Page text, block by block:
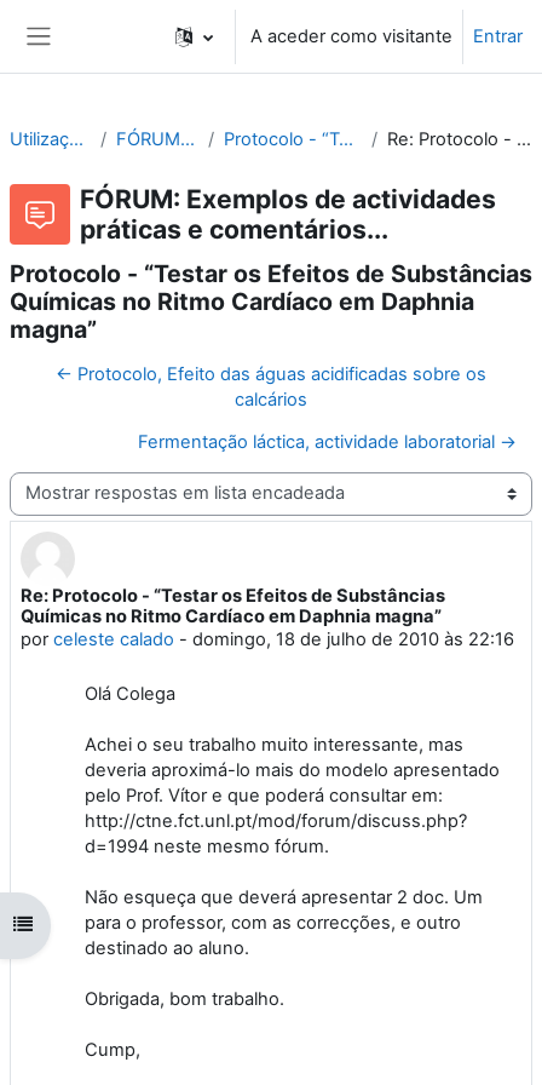
A aceder como visitante Entrar
Abrir índice da disciplina
Utilização e Organização de Laboratórios Escolares FÓRUM: Exemplos de actividades práticas e comentários... Protocolo - “Testar os Efeitos de Substâncias Químicas no Ritmo Cardíaco em Daphnia magna” Re: Protocolo - “Testar os Efeitos de Substâncias Químicas no Ritmo Cardíaco em Daphnia magna”
FÓRUM: Exemplos de actividades
práticas e comentários...
Protocolo - “Testar os Efeitos de Substâncias
Químicas no Ritmo Cardíaco em Daphnia
magna”
← Protocolo, Efeito das águas acidificadas sobre os
calcários
Fermentação láctica, actividade laboratorial →
Modo de visualização
Re: Protocolo - “Testar os Efeitos de Substâncias
Químicas no Ritmo Cardíaco em Daphnia magna”
porceleste calado - domingo, 18 de julho de 2010 às 22:16
Número de respostas: 0
Olá Colega
Achei o seu trabalho muito interessante, mas
deveria aproximá-lo mais do modelo apresentado
pelo Prof. Vítor e que poderá consultar em:
http://ctne.fct.unl.pt/mod/forum/discuss.php?
d=1994 neste mesmo fórum.
Não esqueça que deverá apresentar 2 doc. Um
para o professor, com as correcções, e outro
destinado ao aluno.
Obrigada, bom trabalho.
Cump,